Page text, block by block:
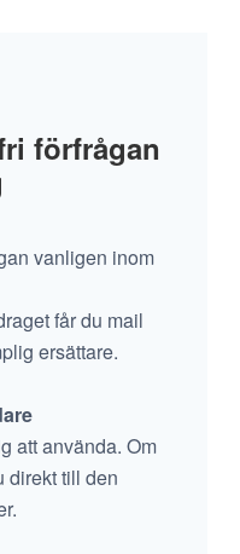
förfrågan
vanligen inom
får du mail
ersättare.
att använda. Om
direkt till den